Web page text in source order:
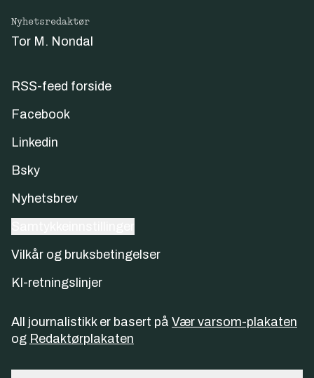
Nyhetsredaktør
Tor M. Nondal
RSS-feed forside
Facebook
Linkedin
Bsky
Nyhetsbrev
Vilkår og bruksbetingelser
KI-retningslinjer
All journalistikk er basert på Vær varsom-plakaten
og Redaktørplakaten